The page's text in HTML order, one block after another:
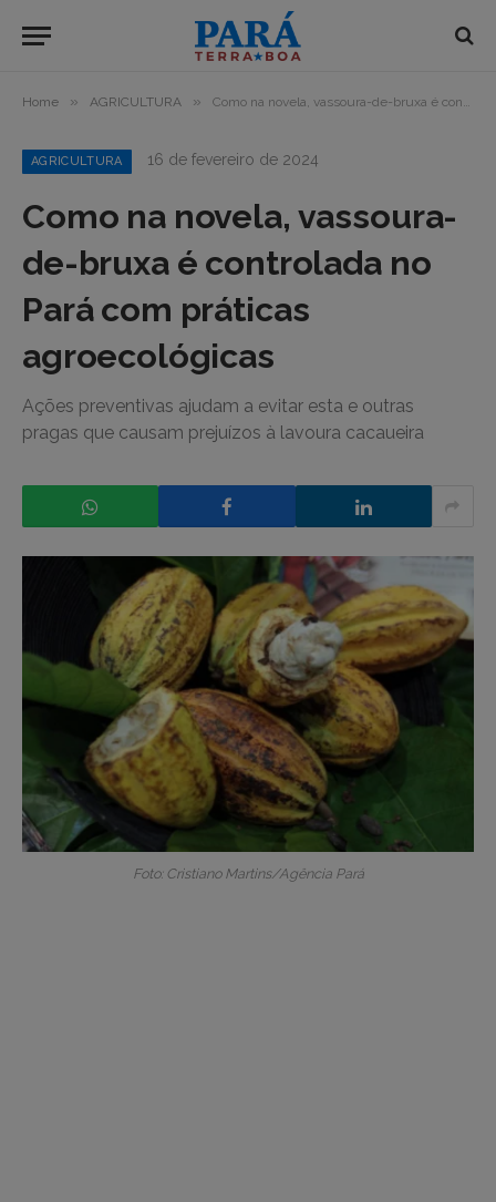
Home » AGRICULTURA » Como na novela, vassoura-de-bruxa é controlada no Pará com práticas agroecológicas
AGRICULTURA 16 de fevereiro de 2024
Como na novela, vassoura-
de-bruxa é controlada no
Pará com práticas
agroecológicas
Ações preventivas ajudam a evitar esta e outras
pragas que causam prejuízos à lavoura cacaueira
Foto: Cristiano Martins/Agência Pará